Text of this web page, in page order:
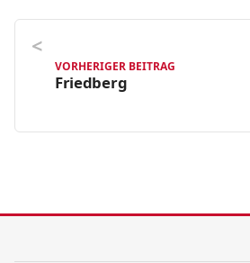
VORHERIGER BEITRAG
Friedberg